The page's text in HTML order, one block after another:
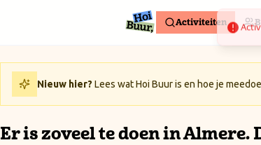
Activiteiten
Nieuw hier? Lees wat Hoi Buur is en hoe je
Er is zoveel te doen in Almere.